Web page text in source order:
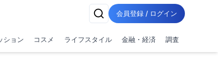
会員登録 / ログイン
ション コスメ ライフスタイル 金融・経済 調査